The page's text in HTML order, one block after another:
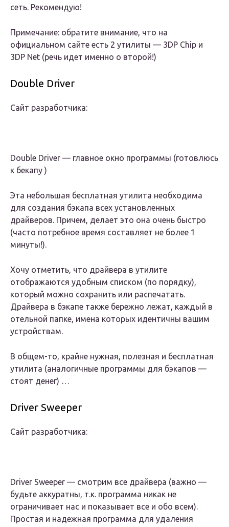
сеть. Рекомендую!
Примечание: обратите внимание, что на
официальном сайте есть 2 утилиты — 3DP Chip и
3DP Net (речь идет именно о второй!)
Double Driver
Сайт разработчика:
Double Driver — главное окно программы (готовлюсь
к бекапу )
Эта небольшая бесплатная утилита необходима
для создания бэкапа всех установленных
драйверов. Причем, делает это она очень быстро
(часто потребное время составляет не более 1
минуты!).
Хочу отметить, что драйвера в утилите
отображаются удобным списком (по порядку),
который можно сохранить или распечатать.
Драйвера в бэкапе также бережно лежат, каждый в
отельной папке, имена которых идентичны вашим
устройствам.
В общем-то, крайне нужная, полезная и бесплатная
утилита (аналогичные программы для бэкапов —
стоят денег) …
Driver Sweeper
Сайт разработчика:
Driver Sweeper — смотрим все драйвера (важно —
будьте аккуратны, т.к. программа никак не
ограничивает нас и показывает все и обо всем).
Простая и надежная программа для удаления